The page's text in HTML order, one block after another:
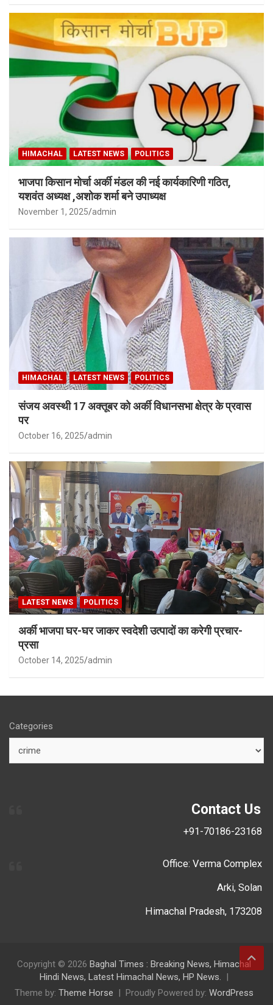
HIMACHAL LATEST NEWS POLITICS
भाजपा किसान मोर्चा अर्की मंडल की नई कार्यकारिणी गठित,
यशवंत अध्यक्ष ,अशोक शर्मा बने उपाध्यक्ष
November 1, 2025 admin
HIMACHAL LATEST NEWS POLITICS
संजय अवस्थी 17 अक्तूबर को अर्की विधानसभा क्षेत्र के प्रवास
पर
October 16, 2025 admin
LATEST NEWS POLITICS
अर्की भाजपा घर-घर जाकर स्वदेशी उत्पादों का करेगी प्रचार-
प्रसा
October 14, 2025 admin
Categories
Contact Us
+91-70186-23168
Office: Verma Complex
Arki, Solan
Himachal Pradesh, 173208
Copyright © 2026 Baghal Times : Breaking News, Himachal
Hindi News, Latest Himachal News, HP News.
Theme by: Theme Horse Proudly Powered by: WordPress